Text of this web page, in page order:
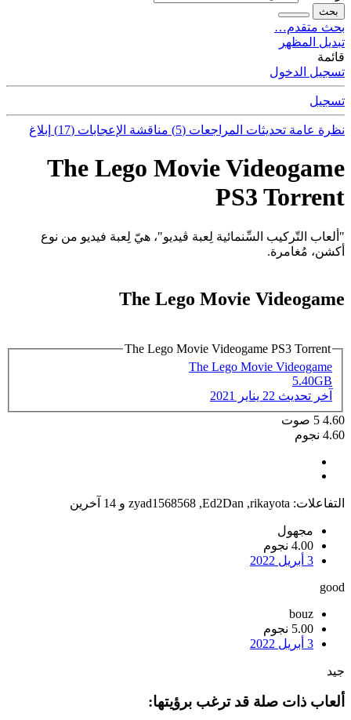
بحث
بحث متقدم…
تبديل المظهر
قائمة
تسجيل الدخول
تسجيل
نظرة عامة تحديثات المراجعات (5) مناقشة الإعجابات (17) إبلاغ
The Lego Movie Videogame
PS3 Torrent
"ألعاب التّركيب السِّنمائية لِعبة ڤيديو"، هيّ لِعبة فيديو من نوع
أكشن، مُغامرة.
The Lego Movie Videogame
The Lego Movie Videogame PS3 Torrent
The Lego Movie Videogame
5.40GB
آخر تحديث 22 يناير 2021
4.60
5 صوت
4.60 نجوم
التفاعلات: rikayota
,
Ed2Dan
,
zyad1568568 و 14 آخرين
مجهول
4.00 نجوم
3 أبريل 2022
good
bouz
5.00 نجوم
3 أبريل 2022
جيد
ألعاب ذات صلة قد ترغب برؤيتها: